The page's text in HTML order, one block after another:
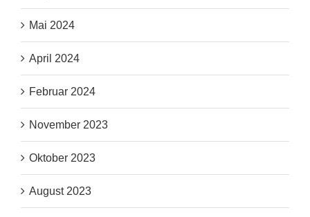
Mai 2024
April 2024
Februar 2024
November 2023
Oktober 2023
August 2023